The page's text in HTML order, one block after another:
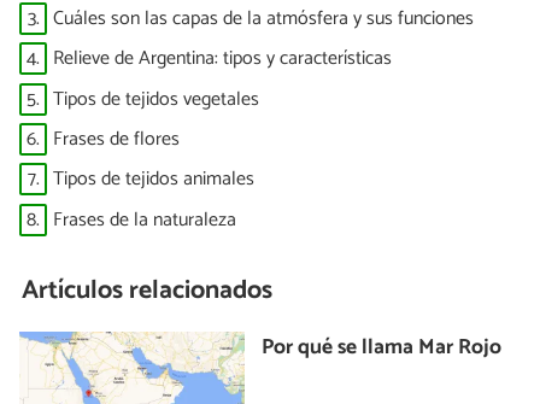
3. Cuáles son las capas de la atmósfera y sus funciones
4. Relieve de Argentina: tipos y características
5. Tipos de tejidos vegetales
6. Frases de flores
7. Tipos de tejidos animales
8. Frases de la naturaleza
Artículos relacionados
Por qué se llama Mar Rojo